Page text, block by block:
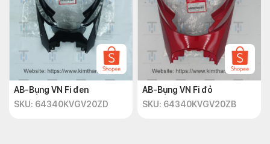
AB-Bụng VN Fi đen
SKU: 64340KVGV20ZD
AB-Bụng VN Fi đỏ
SKU: 64340KVGV20ZB